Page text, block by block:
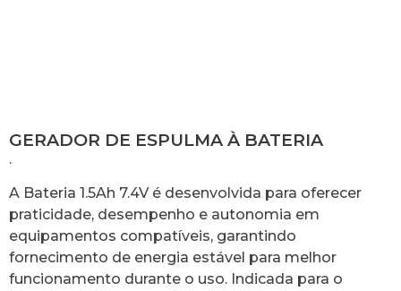
GERADOR DE ESPULMA À BATERIA
.
A Bateria 1.5Ah 7.4V é desenvolvida para oferecer
praticidade, desempenho e autonomia em
equipamentos compatíveis, garantindo
fornecimento de energia estável para melhor
funcionamento durante o uso. Indicada para o